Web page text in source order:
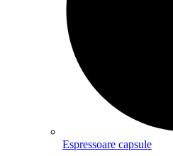
Espressoare capsule